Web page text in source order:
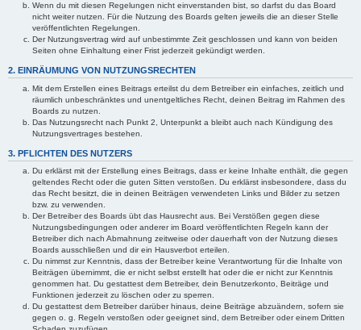
Wenn du mit diesen Regelungen nicht einverstanden bist, so darfst du das Board
nicht weiter nutzen. Für die Nutzung des Boards gelten jeweils die an dieser Stelle
veröffentlichten Regelungen.
Der Nutzungsvertrag wird auf unbestimmte Zeit geschlossen und kann von beiden
Seiten ohne Einhaltung einer Frist jederzeit gekündigt werden.
2. EINRÄUMUNG VON NUTZUNGSRECHTEN
Mit dem Erstellen eines Beitrags erteilst du dem Betreiber ein einfaches, zeitlich und
räumlich unbeschränktes und unentgeltliches Recht, deinen Beitrag im Rahmen des
Boards zu nutzen.
Das Nutzungsrecht nach Punkt 2, Unterpunkt a bleibt auch nach Kündigung des
Nutzungsvertrages bestehen.
3. PFLICHTEN DES NUTZERS
Du erklärst mit der Erstellung eines Beitrags, dass er keine Inhalte enthält, die gegen
geltendes Recht oder die guten Sitten verstoßen. Du erklärst insbesondere, dass du
das Recht besitzt, die in deinen Beiträgen verwendeten Links und Bilder zu setzen
bzw. zu verwenden.
Der Betreiber des Boards übt das Hausrecht aus. Bei Verstößen gegen diese
Nutzungsbedingungen oder anderer im Board veröffentlichten Regeln kann der
Betreiber dich nach Abmahnung zeitweise oder dauerhaft von der Nutzung dieses
Boards ausschließen und dir ein Hausverbot erteilen.
Du nimmst zur Kenntnis, dass der Betreiber keine Verantwortung für die Inhalte von
Beiträgen übernimmt, die er nicht selbst erstellt hat oder die er nicht zur Kenntnis
genommen hat. Du gestattest dem Betreiber, dein Benutzerkonto, Beiträge und
Funktionen jederzeit zu löschen oder zu sperren.
Du gestattest dem Betreiber darüber hinaus, deine Beiträge abzuändern, sofern sie
gegen o. g. Regeln verstoßen oder geeignet sind, dem Betreiber oder einem Dritten